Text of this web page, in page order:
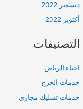
ديسمبر 2022
أكتوبر 2022
التصنيفات
احياء الرياض
خدمات الخرج
خدمات تسليك مجاري